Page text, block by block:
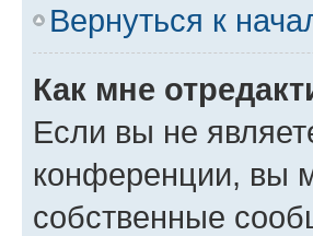
Вернуться к
Как мне
Если вы не
конференции, вы
собственные